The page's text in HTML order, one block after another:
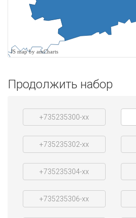
JS map by amCharts
Продолжить набор
+735235300-xx
+735235302-xx
+735235304-xx
+735235306-xx